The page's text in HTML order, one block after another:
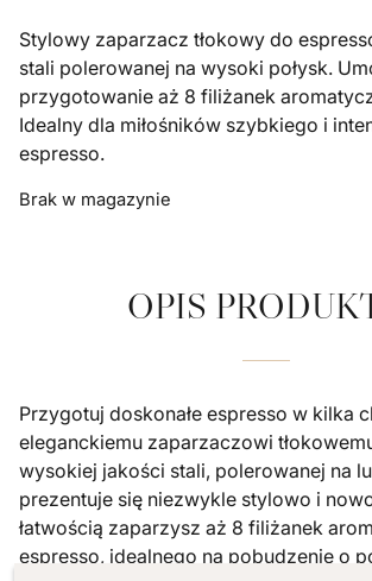
Stylowy zaparzacz tłokowy do
stali polerowanej na wysoki połysk.
przygotowanie aż 8 filiżanek
Idealny dla miłośników szybkiego i
espresso.
Brak w magazynie
OPIS
Przygotuj doskonałe espresso w kilka
eleganckiemu zaparzaczowi
wysokiej jakości stali, polerowanej na
prezentuje się niezwykle stylowo i
łatwością zaparzysz aż 8 filiżanek
espresso, idealnego na pobudzenie o